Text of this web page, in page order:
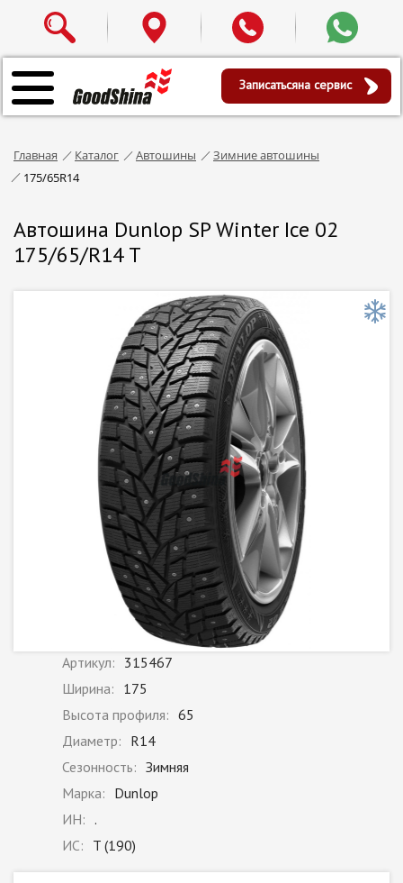
Записатьсяна сервис
Главная Каталог Автошины
Зимние автошины
175/65R14
Автошина Dunlop SP Winter Ice 02
175/65/R14 T
Артикул: 315467
Ширина: 175
Высота профиля: 65
Диаметр: R14
Сезонность: Зимняя
Марка: Dunlop
ИН: .
ИС: T (190)